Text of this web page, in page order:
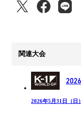
関連大会
2026年5月31日（日